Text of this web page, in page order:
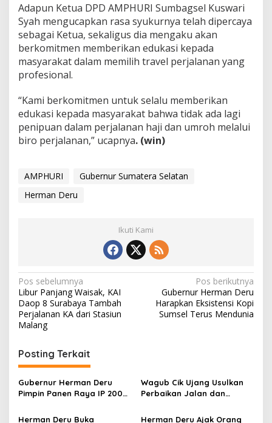
Adapun Ketua DPD AMPHURI Sumbagsel Kuswari
Syah mengucapkan rasa syukurnya telah dipercaya
sebagai Ketua, sekaligus dia mengaku akan
berkomitmen memberikan edukasi kepada
masyarakat dalam memilih travel perjalanan yang
profesional.
“Kami berkomitmen untuk selalu memberikan
edukasi kepada masyarakat bahwa tidak ada lagi
penipuan dalam perjalanan haji dan umroh melalui
biro perjalanan,” ucapnya. (win)
AMPHURI
Gubernur Sumatera Selatan
Herman Deru
Ikuti Kami
N
a
v
i
g
a
s
i
Pos sebelumnya
Libur Panjang Waisak, KAI
Daop 8 Surabaya Tambah
Perjalanan KA dari Stasiun
Malang
Pos berikutnya
Gubernur Herman Deru
Harapkan Eksistensi Kopi
Sumsel Terus Mendunia
Posting Terkait
Gubernur Herman Deru
Pimpin Panen Raya IP 200
Produksi Gabah Sumsel
Wagub Cik Ujang Usulkan
Perbaikan Jalan dan
Program IJD 2027 ke
Herman Deru Buka
Herman Deru Ajak Orang